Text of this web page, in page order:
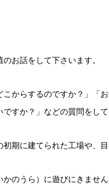
お話をして下さいます。
からするのですか？」「
ですか？」などの質問をし
期に建てられた工場や、
のうら）に遊びにきませ